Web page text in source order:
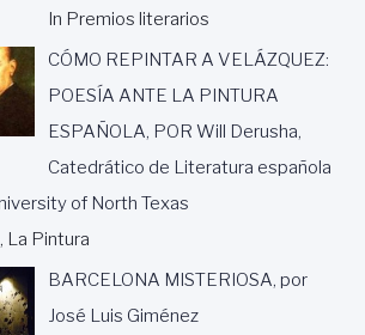
In Premios literarios
CÓMO REPINTAR A VELÁZQUEZ:
POESÍA ANTE LA PINTURA
ESPAÑOLA, POR Will Derusha,
Catedrático de Literatura española
of North Texas
La Pintura
BARCELONA MISTERIOSA, por
José Luis Giménez